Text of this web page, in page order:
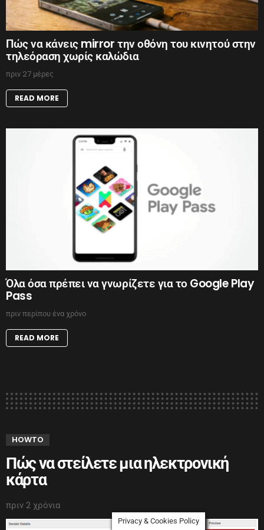
Πώς να κάνεις mirror την οθόνη του κινητού στην
τηλεόραση χωρίς καλώδια
πριν 27 μέρες
READ MORE
Όλα όσα πρέπει να γνωρίζετε για το Google Play
Pass
πριν περίπου ένα χρόνο
READ MORE
HOWTO
Πώς να στείλετε μια ηλεκτρονική
κάρτα
πριν 2 χρόνια
Privacy & Cookies Policy